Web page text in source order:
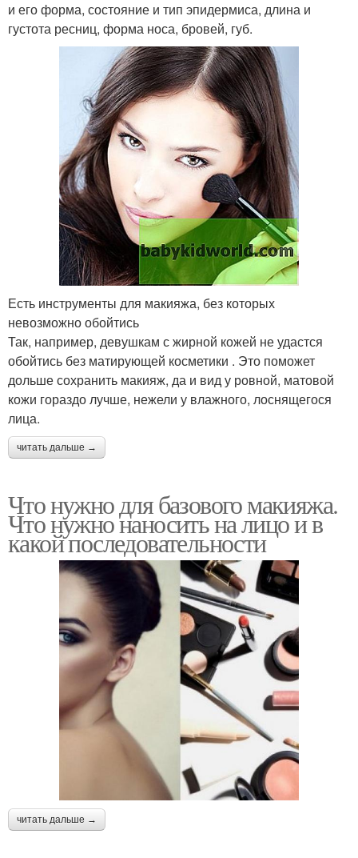
и его форма, состояние и тип эпидермиса, длина и
густота ресниц, форма носа, бровей, губ.
Есть инструменты для макияжа, без которых
невозможно обойтись
Так, например, девушкам с жирной кожей не удастся
обойтись без матирующей косметики . Это поможет
дольше сохранить макияж, да и вид у ровной, матовой
кожи гораздо лучше, нежели у влажного, лоснящегося
лица.
читать дальше →
Что нужно для базового макияжа.
Что нужно наносить на лицо и в
какой последовательности
читать дальше →